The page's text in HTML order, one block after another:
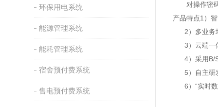
环保用电系统
能源管理系统
能耗管理系统
宿舍预付费系统
售电预付费系统
对操作密码
产品特点1）
2）多业务场
3）云端一体
4）采用B/S
5）自主研
6）“实时数